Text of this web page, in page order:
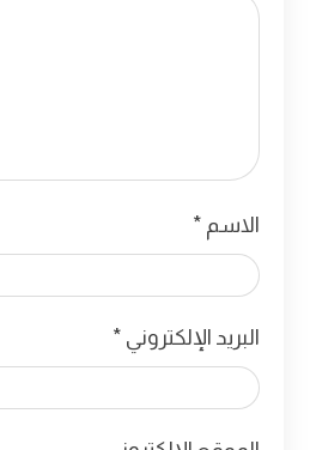
الاسم *
البريد الإلكتروني *